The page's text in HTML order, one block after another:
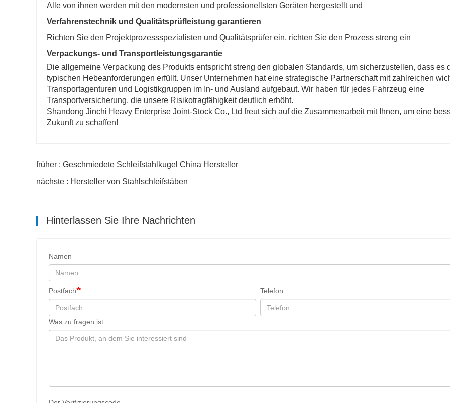
Alle von ihnen werden mit den modernsten und professionellsten Geräten hergestellt und
Verfahrenstechnik und Qualitätsprüfleistung garantieren
Richten Sie den Projektprozessspezialisten und Qualitätsprüfer ein, richten Sie den Prozess streng ein
Verpackungs- und Transportleistungsgarantie
Die allgemeine Verpackung des Produkts entspricht streng den globalen Standards, um sicherzustellen, dass es
typischen Hebeanforderungen erfüllt. Unser Unternehmen hat eine strategische Partnerschaft mit zahlreichen
Transportagenturen und Logistikgruppen im In- und Ausland aufgebaut. Wir haben für jedes Fahrzeug eine
Transportversicherung, die unsere Risikotragfähigkeit deutlich erhöht.
Shandong Jinchi Heavy Enterprise Joint-Stock Co., Ltd freut sich auf die Zusammenarbeit mit Ihnen, um eine
Zukunft zu schaffen!
früher : Geschmiedete Schleifstahlkugel China Hersteller
nächste : Hersteller von Stahlschleifstäben
Hinterlassen Sie Ihre Nachrichten
Namen
Postfach Telefon
Was zu fragen ist